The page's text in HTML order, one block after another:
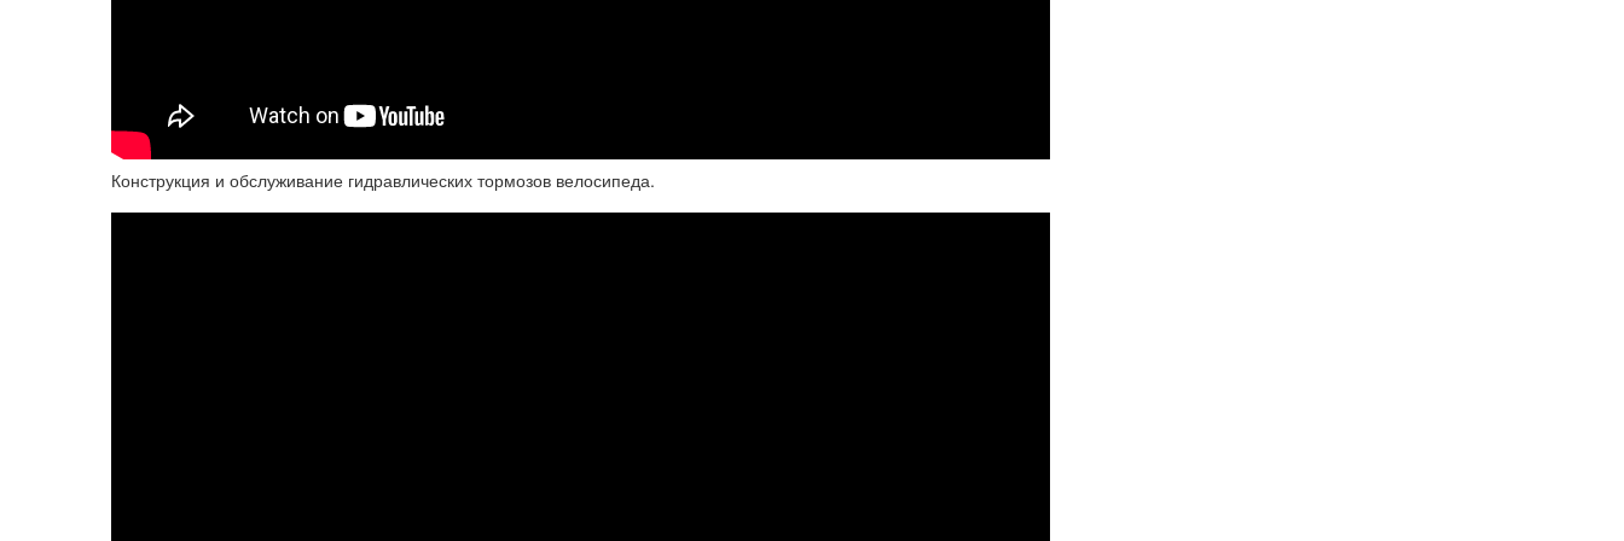
Конструкция и обслуживание гидравлических тормозов велосипеда.